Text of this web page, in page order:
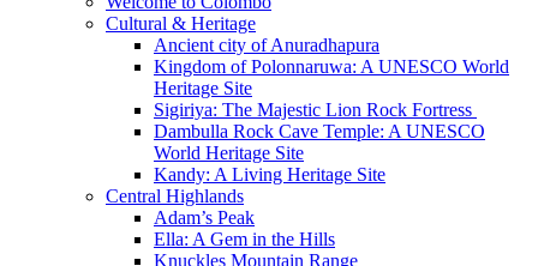
Cultural & Heritage
Ancient city of Anuradhapura
Kingdom of Polonnaruwa: A UNESCO World
Heritage Site
Sigiriya: The Majestic Lion Rock Fortress
Dambulla Rock Cave Temple: A UNESCO
World Heritage Site
Kandy: A Living Heritage Site
Central Highlands
Adam’s Peak
Ella: A Gem in the Hills
Knuckles Mountain Range